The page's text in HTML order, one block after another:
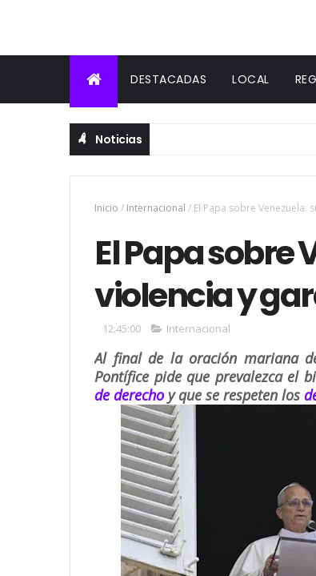
DESTACADAS LOCAL
Noticias
Inicio / Internacional / El Papa sobre Venezuela:
El Papa sobre
violencia y
12:45:00 Internacional
Al final de la oración mariana
Pontífice pide que prevalezca el
de derecho y que se respeten los